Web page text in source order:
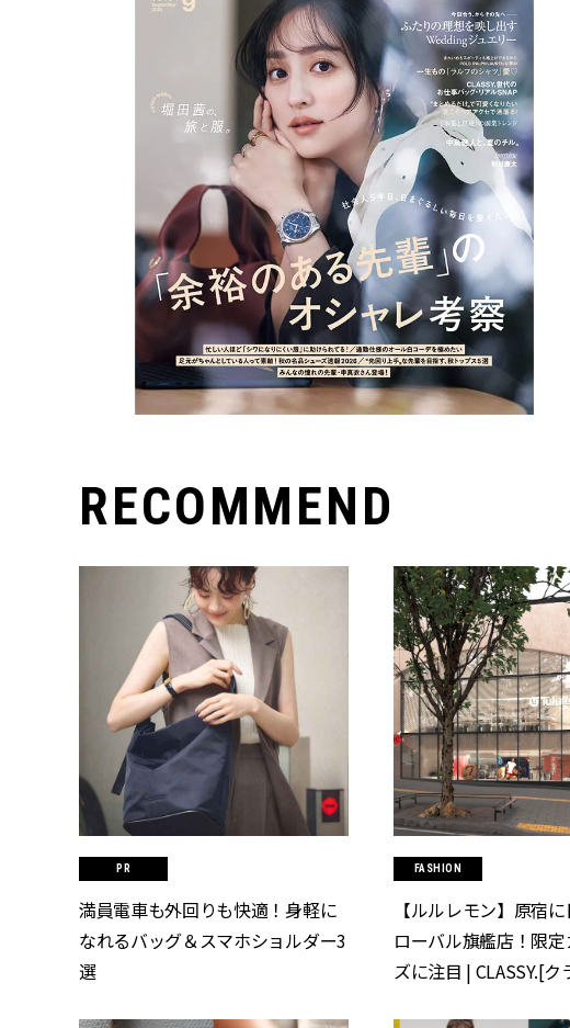
RECOMMEND
満員電車も外回りも快適！身軽に
なれるバッグ＆スマホショルダー3
選
FASHION
【ルルレモン】原宿
ローバル旗艦店！限
ズに注目 | CLASSY.[